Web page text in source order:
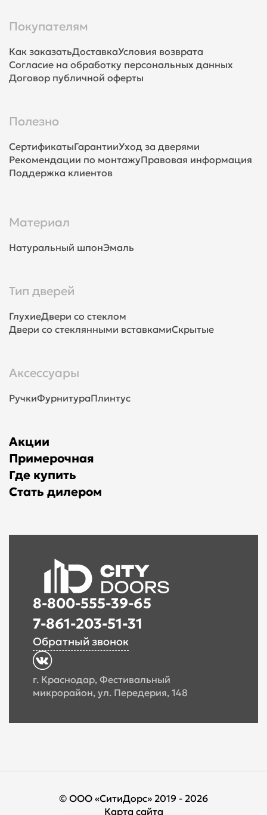
Покупателям
Как заказатьДоставкаУсловия возврата
Согласие на обработку персональных данных
Договор публичной оферты
Полезно
СертификатыГарантииУход за дверями
Рекомендации по монтажуПравовая информация
Поддержка клиентов
Материал
Натуральный шпонЭмаль
Тип дверей
ГлухиеДвери со стеклом
Двери со стеклянными вставкамиСкрытые
Аксессуары
РучкиФурнитураПлинтус
Акции
Примерочная
Где купить
Стать дилером
8-800-555-39-65
7-861-203-51-31
Обратный звонок
г. Краснодар, Фестивальный
микрорайон, ул. Передерия, 148
© ООО «СитиДорс» 2019 - 2026
Карта сайта